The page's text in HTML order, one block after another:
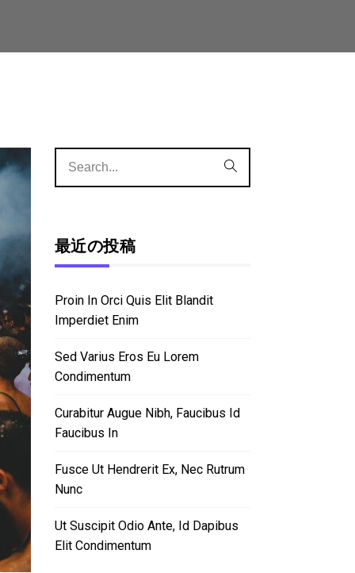
最近の投稿
Proin In Orci Quis Elit Blandit
Imperdiet Enim
Sed Varius Eros Eu Lorem
Condimentum
Curabitur Augue Nibh, Faucibus Id
Faucibus In
Fusce Ut Hendrerit Ex, Nec Rutrum
Nunc
Ut Suscipit Odio Ante, Id Dapibus
Elit Condimentum